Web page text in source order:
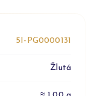
5I-PG0000131
Žlutá